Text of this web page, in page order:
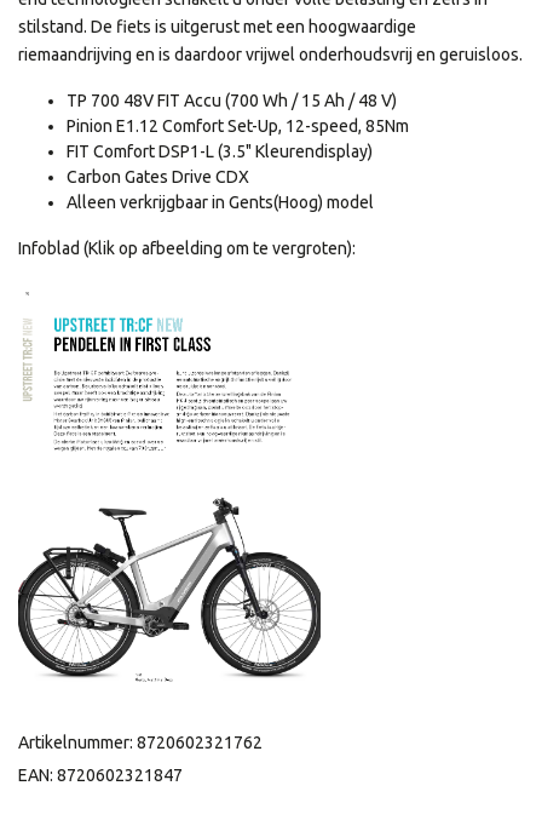
stilstand. De fiets is uitgerust met een hoogwaardige
riemaandrijving en is daardoor vrijwel onderhoudsvrij en geruisloos.
TP 700 48V FIT Accu (700 Wh / 15 Ah / 48 V)
Pinion E1.12 Comfort Set-Up, 12-speed, 85Nm
FIT Comfort DSP1-L (3.5" Kleurendisplay)
Carbon Gates Drive CDX
Alleen verkrijgbaar in Gents(Hoog) model
Infoblad (Klik op afbeelding om te vergroten):
Artikelnummer: 8720602321762
EAN: 8720602321847